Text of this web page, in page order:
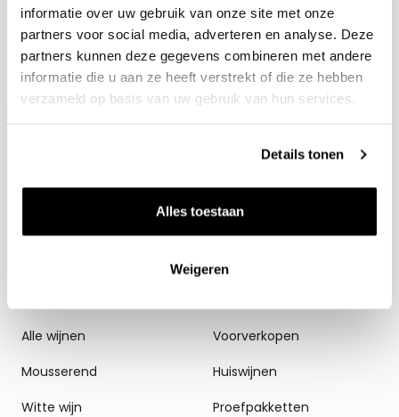
informatie over uw gebruik van onze site met onze
partners voor social media, adverteren en analyse. Deze
partners kunnen deze gegevens combineren met andere
informatie die u aan ze heeft verstrekt of die ze hebben
verzameld op basis van uw gebruik van hun services.
Details tonen
Alles toestaan
Weigeren
E-mailadres
Aanmelden
Alle wijnen
Mousserend
Witte wijn
Thema's
Voorverkopen
Huiswijnen
Proefpakketten